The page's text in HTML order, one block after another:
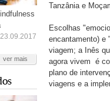
23.09.2017
ver mais
Tanzânia e
Escolhas
encantamento) e
viagem; a Inês
agora vivem é
plano de
viagens e a